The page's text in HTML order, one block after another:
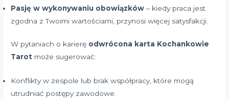
Pasję w wykonywaniu obowiązków – kiedy praca jest
zgodna z Twoimi wartościami, przynosi więcej satysfakcji.
W pytaniach o karierę odwrócona karta Kochankowie
Tarot może sugerować:
Konflikty w zespole lub brak współpracy, które mogą
utrudniać postępy zawodowe.